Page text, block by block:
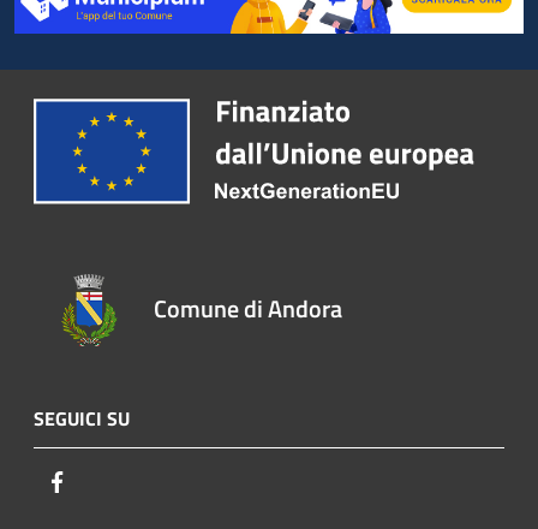
Comune di Andora
SEGUICI SU